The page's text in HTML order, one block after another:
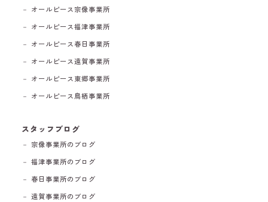
－ オールピース宗像事業所
－ オールピース福津事業所
－ オールピース春日事業所
－ オールピース遠賀事業所
－ オールピース東郷事業所
－ オールピース鳥栖事業所
スタッフブログ
－ 宗像事業所のブログ
－ 福津事業所のブログ
－ 春日事業所のブログ
－ 遠賀事業所のブログ